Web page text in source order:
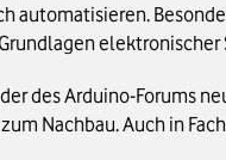
automatisieren.
des Arduino-Forums
Nachbau. Auch in